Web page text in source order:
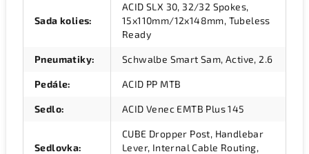
Sada kolies:
ACID SLX 30, 32/32 Spokes,
15x110mm/12x148mm, Tubeless
Ready
Pneumatiky: Schwalbe Smart Sam, Active, 2.6
Pedále: ACID PP MTB
Sedlo: ACID Venec EMTB Plus 145
Sedlovka:
CUBE Dropper Post, Handlebar
Lever, Internal Cable Routing,